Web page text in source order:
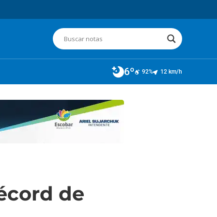
6º 92% 12 km/h
de